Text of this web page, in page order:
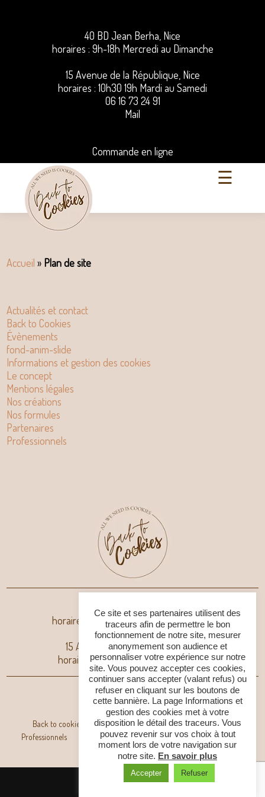
40 BD Jean Berha, Nice
horaires : 9h-18h Mercredi au Dimanche
15 Avenue de la République, Nice
horaires : 10h30 19h Mardi au Samedi
06 16 73 24 91
Mail
Commande en ligne
☰
Accueil » Plan de site
Actualités et contact
Back to Cookies
Évènements
fond-anim-slide
Informations et gestion des cookies
Le concept
Mentions légales
Nos créations
Nos formules
Partenaires
Professionnels
40 BD Jean Berha, Nice
horaires : 9h-18h Mercredi au Dimanche
15 Avenue de la République, Nice
horaires : 10h30 19h Mardi au Samedi
06 16 73 24 91
hello@backtocookies.com
Contactez-nous
Horaires
Back to cookies Le concept Nos formules
Évènements
Professionnels
Nos créations Partenaires
Commande en ligne
Actualités et contact
Réalisé parCom'On
|
Ce site et ses partenaires utilisent des
traceurs afin de permettre le bon
fonctionnement de notre site, mesurer
anonymement son audience et
personnaliser votre expérience sur notre
site. Vous pouvez accepter ces cookies,
continuer sans accepter (valant refus) ou
refuser en cliquant sur les boutons de
cette bannière. La page Informations et
gestion des cookies met à votre
disposition le détail des traceurs. Vous
pouvez revenir sur vos choix à tout
moment lors de votre navigation sur
notre site. En savoir plus
Accepter Refuser